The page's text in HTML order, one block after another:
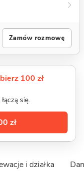
Zamów rozmowę
100 zł
się.
zł
i działka